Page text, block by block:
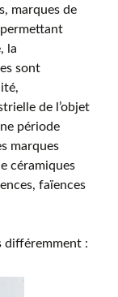
marques de
la
sont
de l’objet
période
marques
céramiques
faïences
différemment :